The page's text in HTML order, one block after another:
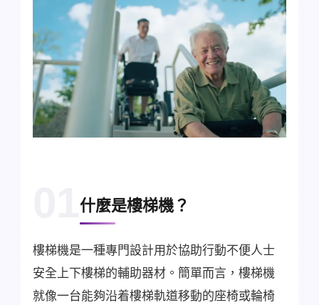
01什麼是樓梯機？
樓梯機是一種專門設計用於協助行動不便人士
安全上下樓梯的輔助器材。簡單而言，樓梯機
就像一台能夠沿着樓梯軌道移動的座椅或輪椅